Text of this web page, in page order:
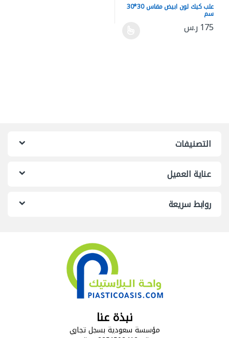
علب كيك لون ابيض مقاس 30*30
سم
175 ر.س
هناك العديد من الأشكال المختلفة لهذا المنتج. يمكن اختيار
التصنيفات
عناية العميل
روابط سريعة
نبذة عنا
مؤسسة سعودية بسجل تجاري